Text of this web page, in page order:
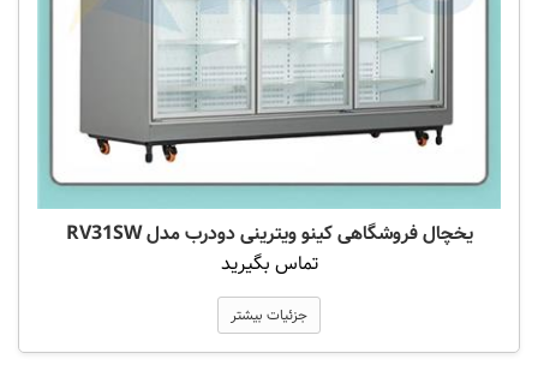
یخچال فروشگاهی کینو ویترینی دودرب مدل RV31SW
تماس بگیرید
جزئیات بیشتر